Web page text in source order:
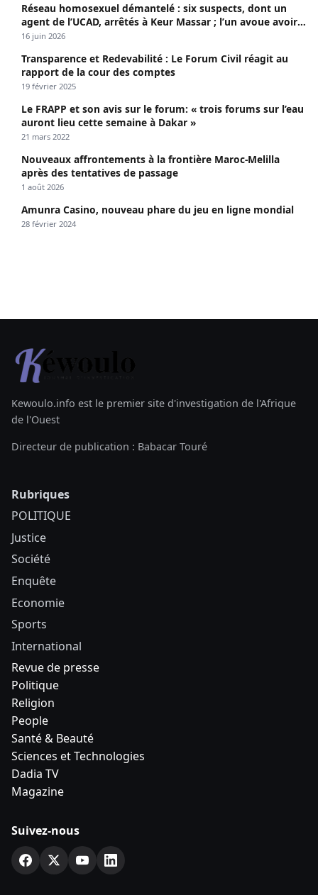
Réseau homosexuel démantelé : six suspects, dont un
agent de l’UCAD, arrêtés à Keur Massar ; l’un avoue avoir
propagé le VIH depuis 2018
16 juin 2026
Transparence et Redevabilité : Le Forum Civil réagit au
rapport de la cour des comptes
19 février 2025
Le FRAPP et son avis sur le forum: « trois forums sur l’eau
auront lieu cette semaine à Dakar »
21 mars 2022
Nouveaux affrontements à la frontière Maroc-Melilla
après des tentatives de passage
1 août 2026
Amunra Casino, nouveau phare du jeu en ligne mondial
28 février 2024
Kewoulo.info est le premier site d'investigation de l'Afrique
de l'Ouest
Directeur de publication : Babacar Touré
Rubriques
POLITIQUE
Justice
Société
Enquête
Economie
Sports
International
Revue de presse
Politique
Religion
People
Santé & Beauté
Sciences et Technologies
Dadia TV
Magazine
Suivez-nous